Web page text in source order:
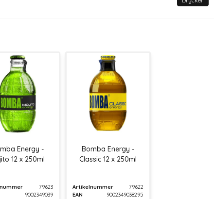
Energy -
12 x 250ml
79623
9002349039
Bomba Energy -
Classic 12 x 250ml
Artikelnummer
79622
EAN
9002349038295